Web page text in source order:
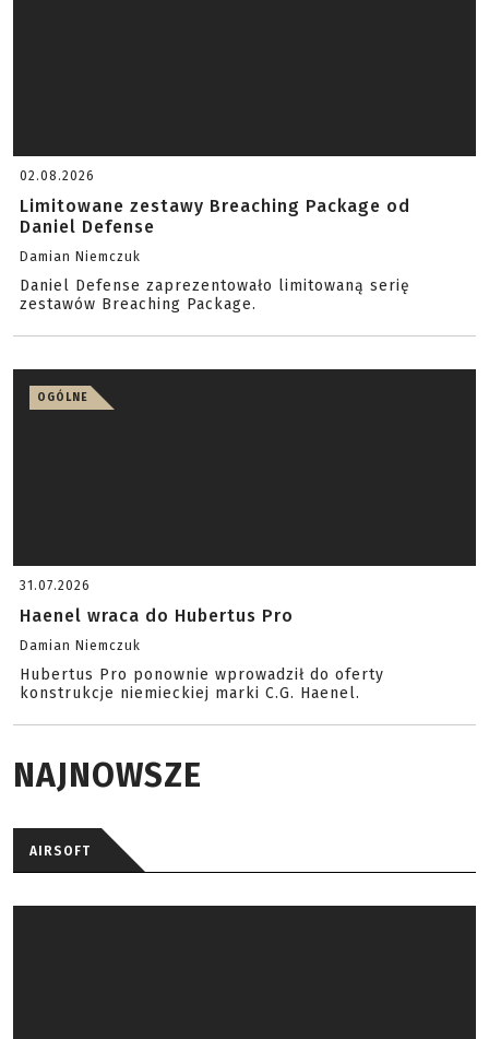
02.08.2026
Limitowane zestawy Breaching Package od
Daniel Defense
Damian Niemczuk
Daniel Defense zaprezentowało limitowaną serię
zestawów Breaching Package.
OGÓLNE
31.07.2026
Haenel wraca do Hubertus Pro
Damian Niemczuk
Hubertus Pro ponownie wprowadził do oferty
konstrukcje niemieckiej marki C.G. Haenel.
NAJNOWSZE
AIRSOFT